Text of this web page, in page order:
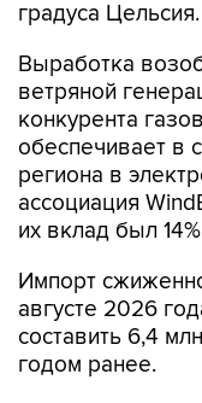
градуса Цельсия.
Выработка
ветряной
конкурента
обеспечивает в
региона в
ассоциация
их вклад был
Импорт
августе 2026
составить 6,4
годом ранее.